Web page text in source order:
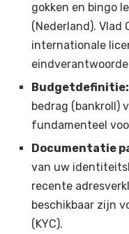
gokken en bingo
(Nederland). Vlad
internationale
Budgetdefinitie:
bedrag (bankroll)
fundamenteel
Documentatie
van uw
recente
beschikbaar zijn
(KYC).